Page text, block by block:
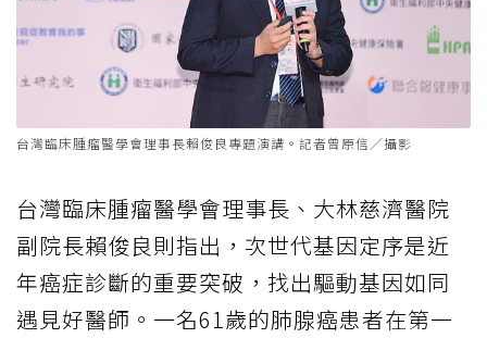
台灣臨床腫瘤醫學會理事長賴俊良專題演講。記者曾原信／攝影
台灣臨床腫瘤醫學會理事長、大林慈濟醫院
副院長賴俊良則指出，次世代基因定序是近
年癌症診斷的重要突破，找出驅動基因如同
遇見好醫師。一名61歲的肺腺癌患者在第一